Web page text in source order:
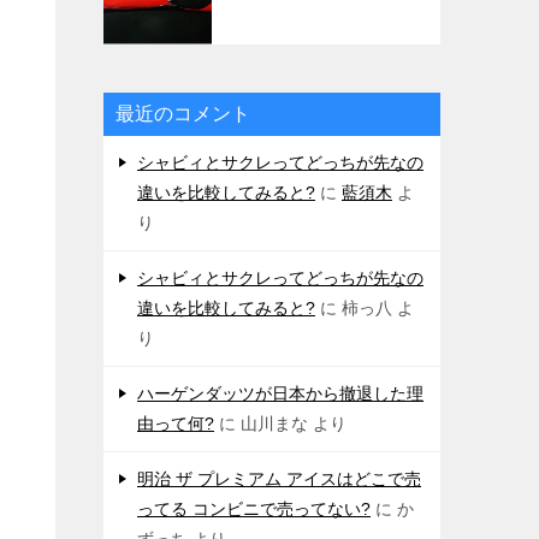
最近のコメント
シャビィとサクレってどっちが先なの
違いを比較してみると? に 藍須木 よ
り
シャビィとサクレってどっちが先なの
違いを比較してみると? に 柿っ八 よ
り
ハーゲンダッツが日本から撤退した理
由って何? に 山川まな より
明治 ザ プレミアム アイスはどこで売
ってる コンビニで売ってない? に か